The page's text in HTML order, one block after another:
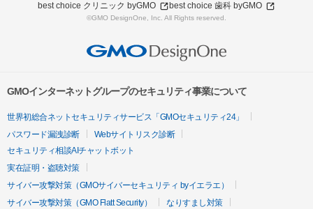
best choice クリニック byGMO
best choice 歯科 byGMO
©GMO DesignOne, Inc. All Rights reserved.
GMOインターネットグループのセキュリティ事業について
世界初総合ネットセキュリティサービス「GMOセキュリティ24」
パスワード漏洩診断
Webサイトリスク診断
セキュリティ相談AIチャットボット
実在証明・盗聴対策
サイバー攻撃対策（GMOサイバーセキュリティ byイエラエ）
サイバー攻撃対策（GMO Flatt Security）
なりすまし対策